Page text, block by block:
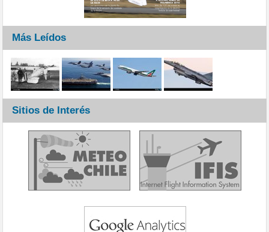
Más Leídos
Sitios de Interés